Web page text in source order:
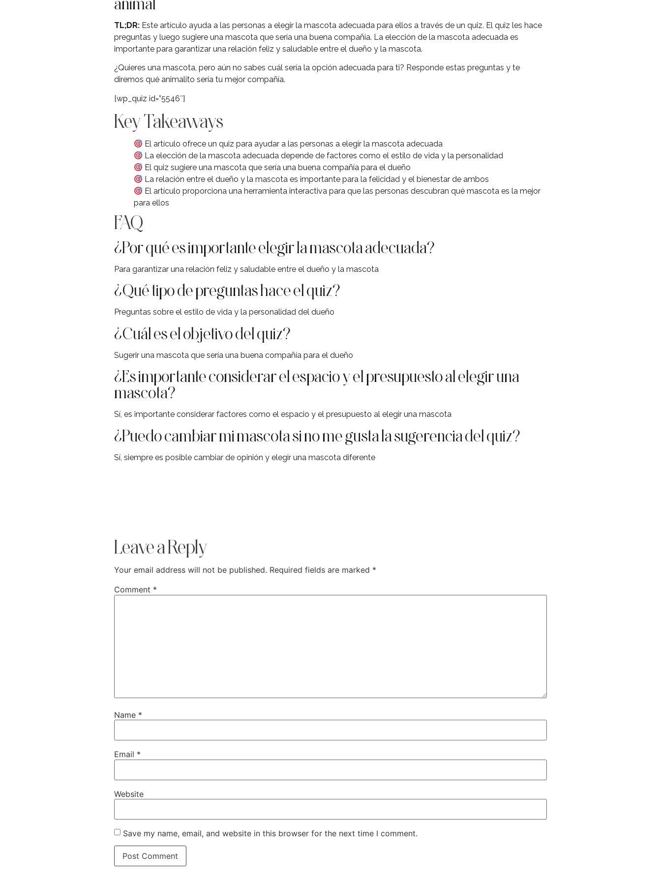
TL;DR: Este artículo ayuda a las personas a elegir la mascota adecuada para ellos a través de un quiz. El quiz les hace
preguntas y luego sugiere una mascota que sería una buena compañía. La elección de la mascota adecuada es
importante para garantizar una relación feliz y saludable entre el dueño y la mascota.
¿Quieres una mascota, pero aún no sabes cuál sería la opción adecuada para ti? Responde estas preguntas y te
diremos qué animalito sería tu mejor compañía.
[wp_quiz id=”5546″]
Key Takeaways
El artículo ofrece un quiz para ayudar a las personas a elegir la mascota adecuada
La elección de la mascota adecuada depende de factores como el estilo de vida y la personalidad
El quiz sugiere una mascota que sería una buena compañía para el dueño
La relación entre el dueño y la mascota es importante para la felicidad y el bienestar de ambos
El artículo proporciona una herramienta interactiva para que las personas descubran qué mascota es la mejor
para ellos
FAQ
¿Por qué es importante elegir la mascota adecuada?
Para garantizar una relación feliz y saludable entre el dueño y la mascota
¿Qué tipo de preguntas hace el quiz?
Preguntas sobre el estilo de vida y la personalidad del dueño
¿Cuál es el objetivo del quiz?
Sugerir una mascota que sería una buena compañía para el dueño
¿Es importante considerar el espacio y el presupuesto al elegir una
mascota?
Sí, es importante considerar factores como el espacio y el presupuesto al elegir una mascota
¿Puedo cambiar mi mascota si no me gusta la sugerencia del quiz?
Sí, siempre es posible cambiar de opinión y elegir una mascota diferente
Leave a Reply
Your email address will not be published. Required fields are marked *
Comment *
Name *
Email *
Website
Save my name, email, and website in this browser for the next time I comment.